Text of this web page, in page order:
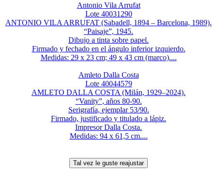
Antonio Vila Arrufat
Lote 40031290
ANTONIO VILA ARRUFAT (Sabadell, 1894 – Barcelona, 1989).
“Paisaje”, 1945.
Dibujo a tinta sobre papel.
Firmado y fechado en el ángulo inferior izquierdo.
Medidas: 29 x 23 cm; 49 x 43 cm (marco)....
Amleto Dalla Costa
Lote 40044579
AMLETO DALLA COSTA (Milán, 1929–2024).
“Vanity”, años 80-90.
Serigrafía, ejemplar 53/90.
Firmado, justificado y titulado a lápiz.
Impresor Dalla Costa.
Medidas: 94 x 61,5 cm....